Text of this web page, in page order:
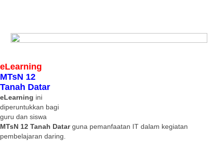
eLearning
MTsN 12
Tanah Datar
eLearning ini
diperuntukkan bagi
guru dan siswa
MTsN 12 Tanah Datarguna pemanfaatan IT dalam kegiatan
pembelajaran daring.